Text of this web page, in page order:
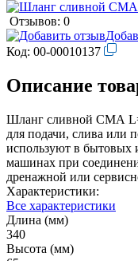
Отзывов: 0
Код: 00-00010137
Описание
Шланг сливной СМА
для подачи, слива или
используют в бытовых
машинах при
дренажной или
Характеристики:
Все характеристики
Длина (мм)
340
Высота (мм)